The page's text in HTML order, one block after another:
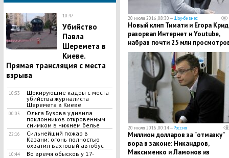
10:47
Убийство
Павла
Шеремета в
Киеве.
Прямая трансляция с места
взрыва
10:33
Шокирующие кадры с места
убийства журналиста
Шеремета в Киеве
00:05
Ольга Бузова удивила
поклонников откровенным
снимком в нижнем белье
22:16
​Сильнейший пожар в
Казани: огонь полностью
охватил вахтовый автобус
10:44
Во время обысков у 17-
20 июля 2016, 08:30 —Шоу-бизнес
Новый клип Тимати и Егора
разорвал Интернет и Youtube,
набрав почти 25 млн
месяц
20 июля 2016, 00:14 —Россия
Миллион долларов за "отмазку"
вора в законе: Никандров,
Максименко и Ламонов из